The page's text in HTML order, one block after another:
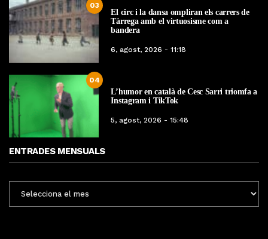
03
El circ i la dansa ompliran els carrers de
Tàrrega amb el virtuosisme com a
bandera
6, agost, 2026 - 11:18
04
L’humor en català de Cesc Sarri triomfa a
Instagram i TikTok
5, agost, 2026 - 15:48
ENTRADES MENSUALS
MENSUALS